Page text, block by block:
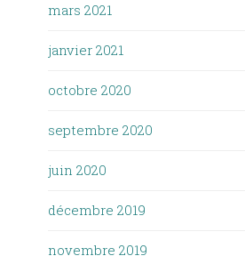
mars 2021
janvier 2021
octobre 2020
septembre 2020
juin 2020
décembre 2019
novembre 2019